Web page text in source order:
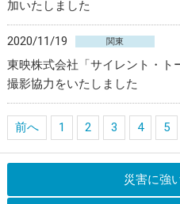
加いたしました
2020/11/19 関東
東映株式会社「サイレント・ト
撮影協力をいたしました
前へ 1 2 3 4 5
災害に強